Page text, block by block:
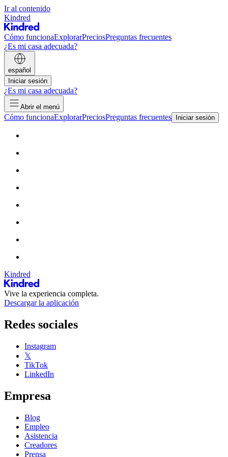
Ir al contenido
Kindred
Cómo funcionaExplorarPreciosPreguntas frecuentes
¿Es mi casa adecuada?
español
Iniciar sesión
¿Es mi casa adecuada?
Abrir el menú
Cómo funcionaExplorarPreciosPreguntas frecuentes Iniciar sesión
Kindred
Vive la experiencia completa.
Descargar la aplicación
Redes sociales
Instagram
𝕏
TikTok
LinkedIn
Empresa
Blog
Empleo
Asistencia
Creadores
Prensa